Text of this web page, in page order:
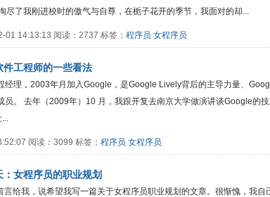
尽了我刚进校时的傲气与自尊，在栀子花开的季节，我面对的却...
14:13:13 阅读：2737 标签： 程序员 女程序员
件工程师的一些看法
经理，2003年月加入Google，是Google Lively背后的主导力量、
。 去年（2009年）10 月，我跟开复去南京大学做演讲谈Google的技
...
阅读：3099 标签： 程序员 女程序员
女程序员的职业规划
言给我，说希望我写一篇关于女程序员职业规划的文章。很惭愧，我自